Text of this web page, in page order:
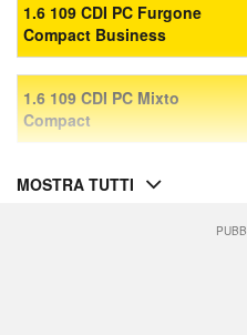
1.6 109 CDI PC Furgone
Compact Business
1.6 109 CDI PC Mixto
Compact
MOSTRA TUTTI